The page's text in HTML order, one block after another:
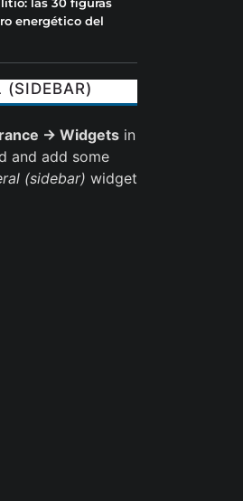
energético del
(SIDEBAR)
→ Widgets in
and add some
(sidebar) widget